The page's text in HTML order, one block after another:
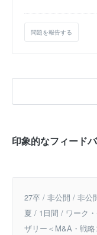
問題を報告する
印象的なフィード
27卒 / 非公開 / 非公
夏 / 1日間 / ワーク
ザリー＜M&A・戦